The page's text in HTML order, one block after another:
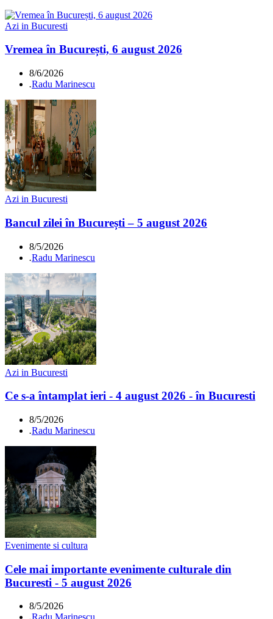
Azi in Bucuresti
Vremea în București, 6 august 2026
8/6/2026
.Radu Marinescu
Azi in Bucuresti
Bancul zilei în București – 5 august 2026
8/5/2026
.Radu Marinescu
Azi in Bucuresti
Ce s-a întamplat ieri - 4 august 2026 - în Bucuresti
8/5/2026
.Radu Marinescu
Evenimente si cultura
Cele mai importante evenimente culturale din
Bucuresti - 5 august 2026
8/5/2026